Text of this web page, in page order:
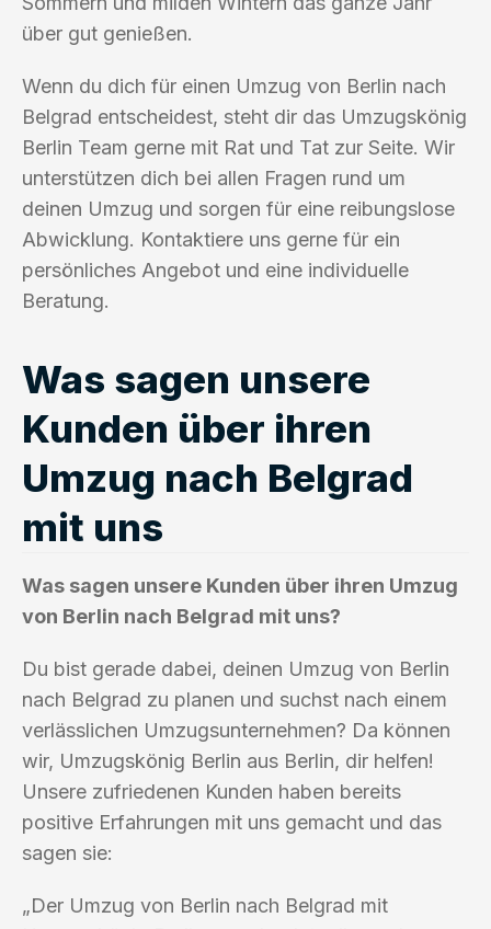
über gut genießen.
Wenn du dich für einen Umzug von Berlin nach
Belgrad entscheidest, steht dir das Umzugskönig
Berlin Team gerne mit Rat und Tat zur Seite. Wir
unterstützen dich bei allen Fragen rund um
deinen Umzug und sorgen für eine reibungslose
Abwicklung. Kontaktiere uns gerne für ein
persönliches Angebot und eine individuelle
Beratung.
Was sagen unsere
Kunden über ihren
Umzug nach Belgrad
mit uns
Was sagen unsere Kunden über ihren Umzug
von Berlin nach Belgrad mit uns?
Du bist gerade dabei, deinen Umzug von Berlin
nach Belgrad zu planen und suchst nach einem
verlässlichen Umzugsunternehmen? Da können
wir, Umzugskönig Berlin aus Berlin, dir helfen!
Unsere zufriedenen Kunden haben bereits
positive Erfahrungen mit uns gemacht und das
sagen sie:
„Der Umzug von Berlin nach Belgrad mit